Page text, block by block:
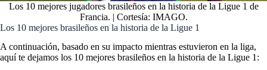
Los 10 mejores jugadores brasileños en la historia de la Ligue 1 de
Francia. | Cortesía: IMAGO.
Los 10 mejores brasileños en la historia de la Ligue 1
A continuación, basado en su impacto mientras estuvieron en la liga,
aquí te dejamos los 10 mejores brasileños en la historia de la Ligue 1: